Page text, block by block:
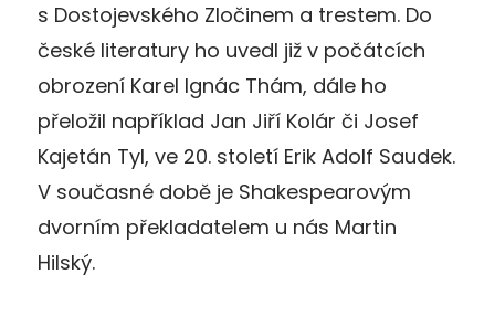
s Dostojevského Zločinem a trestem. Do
české literatury ho uvedl již v počátcích
obrození Karel Ignác Thám, dále ho
přeložil například Jan Jiří Kolár či Josef
Kajetán Tyl, ve 20. století Erik Adolf Saudek.
V současné době je Shakespearovým
dvorním překladatelem u nás Martin
Hilský.